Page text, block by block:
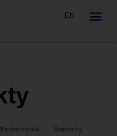
EN
Raporty